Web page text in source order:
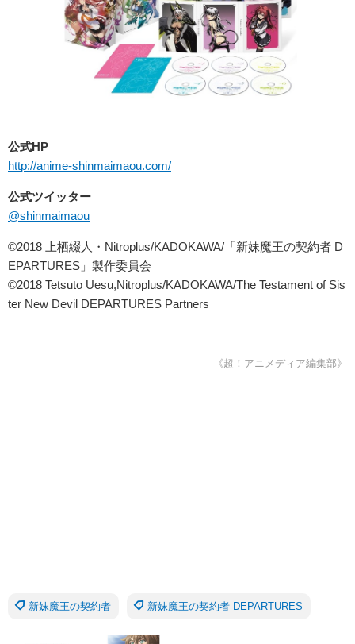
公式HP
http://anime-shinmaimaou.com/
公式ツイッター
@shinmaimaou
©2018 上栖綴人・Nitroplus/KADOKAWA/「新妹魔王の契約者 D
EPARTURES」製作委員会
©2018 Tetsuto Uesu,Nitroplus/KADOKAWA/The Testament of Sis
ter New Devil DEPARTURES Partners
《超！アニメディア編集部》
新妹魔王の契約者 新妹魔王の契約者 DEPARTURES